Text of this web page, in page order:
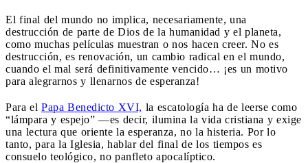
El final del mundo no implica, necesariamente, una
destrucción de parte de Dios de la humanidad y el planeta,
como muchas películas muestran o nos hacen creer. No es
destrucción, es renovación, un cambio radical en el mundo,
cuando el mal será definitivamente vencido… ¡es un motivo
para alegrarnos y llenarnos de esperanza!
Para el Papa Benedicto XVI, la escatología ha de leerse como
“lámpara y espejo” —es decir, ilumina la vida cristiana y exige
una lectura que oriente la esperanza, no la histeria. Por lo
tanto, para la Iglesia, hablar del final de los tiempos es
consuelo teológico, no panfleto apocalíptico.